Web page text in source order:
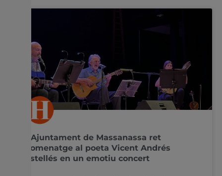
L’Ajuntament de Massanassa ret
homenatge al poeta Vicent Andrés
Estellés en un emotiu concert